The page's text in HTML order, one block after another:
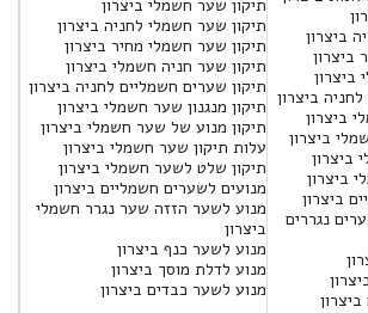
ביצרון
ביצרון
ביצרון
ביצרון
ביצרון
ביצרון
ביצרון
ביצרון
ביצרון
נגררים
תיקון שער חשמלי ביצרון
תיקון שער חשמלי לחניה ביצרון
תיקון שער חשמלי מחיר ביצרון
תיקון שער חניה חשמלי ביצרון
תיקון שערים חשמליים לחניה ביצרון
תיקון מנגנון שער חשמלי ביצרון
תיקון מנוע של שער חשמלי ביצרון
עלות תיקון שער חשמלי ביצרון
תיקון שלט לשער חשמלי ביצרון
מנועים לשערים חשמליים ביצרון
מנוע לשער הזזה שער נגרר חשמלי
ביצרון
מנוע לשער כנף ביצרון
מנוע לדלת מוסך ביצרון
מנוע לשער כבדים ביצרון